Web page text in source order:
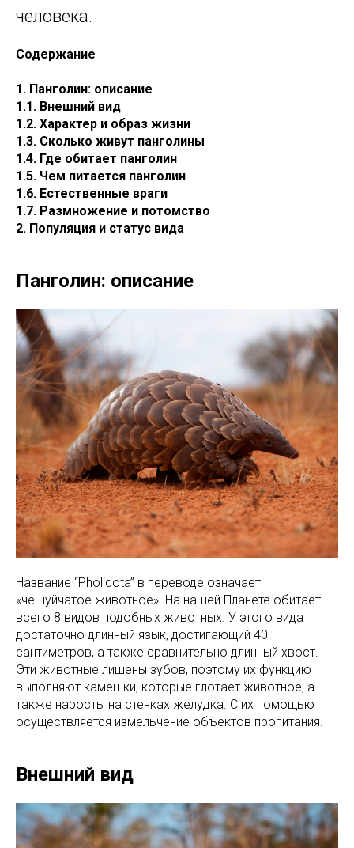
человека.
Содержание
1. Панголин: описание
1.1. Внешний вид
1.2. Характер и образ жизни
1.3. Сколько живут панголины
1.4. Где обитает панголин
1.5. Чем питается панголин
1.6. Естественные враги
1.7. Размножение и потомство
2. Популяция и статус вида
Панголин: описание
Название “Pholidota” в переводе означает
«чешуйчатое животное». На нашей Планете обитает
всего 8 видов подобных животных. У этого вида
достаточно длинный язык, достигающий 40
сантиметров, а также сравнительно длинный хвост.
Эти животные лишены зубов, поэтому их функцию
выполняют камешки, которые глотает животное, а
также наросты на стенках желудка. С их помощью
осуществляется измельчение объектов пропитания.
Внешний вид